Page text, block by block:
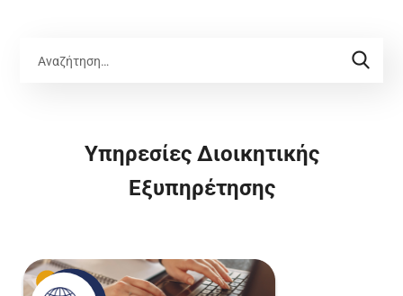
Υπηρεσίες Διοικητικής
Εξυπηρέτησης